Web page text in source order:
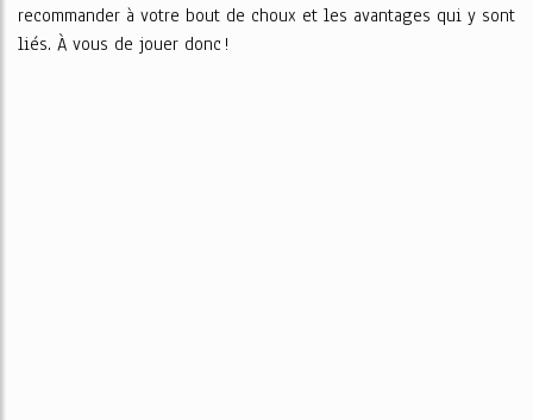
recommander à votre bout de choux et les avantages qui y sont
liés. À vous de jouer donc !